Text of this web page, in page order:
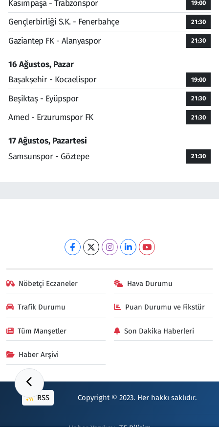
Kasımpaşa - Trabzonspor 19:00
Gençlerbirliği S.K. - Fenerbahçe 21:30
Gaziantep FK - Alanyaspor 21:30
16 Ağustos, Pazar
Başakşehir - Kocaelispor
19:00
Beşiktaş - Eyüpspor 21:30
Amed - Erzurumspor FK 21:30
17 Ağustos, Pazartesi
Samsunspor - Göztepe
21:30
Nöbetçi Eczaneler Hava Durumu
Trafik Durumu Puan Durumu ve Fikstür
Tüm Manşetler Son Dakika Haberleri
Haber Arşivi
RSS Copyright © 2023. Her hakkı saklıdır.